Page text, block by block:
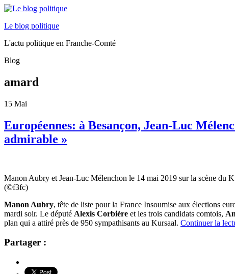
Le blog politique
L'actu politique en Franche-Comté
Blog
amard
15 Mai
Européennes: à Besançon, Jean-Luc
admirable »
Manon Aubry et Jean-Luc Mélenchon le 14 mai 2019 sur la scène du
(©f3fc)
Manon Aubry, tête de liste pour la France Insoumise aux élections
mardi soir. Le député Alexis Corbière et les trois candidats comtois,
plan qui a attiré près de 950 sympathisants au Kursaal. Continuer la
Partager :